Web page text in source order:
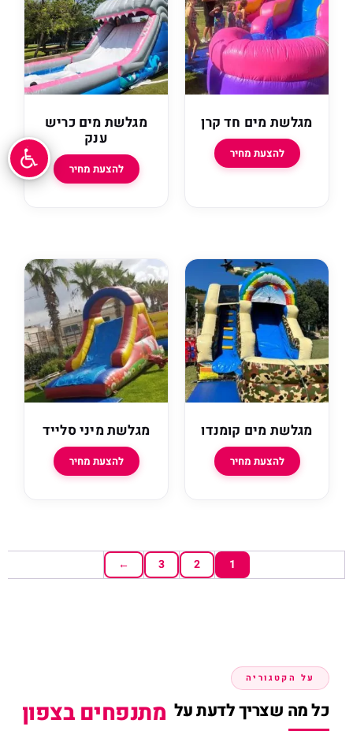
מגלשת מים חד קרן
להצעת מחיר
מגלשת מים כריש
ענק
להצעת מחיר
מגלשת מים קומנדו
להצעת מחיר
מגלשת מיני סלייד
להצעת מחיר
1
2
3
←
על הקטגוריה
כל מה שצריך לדעת על מתנפחים בצפון